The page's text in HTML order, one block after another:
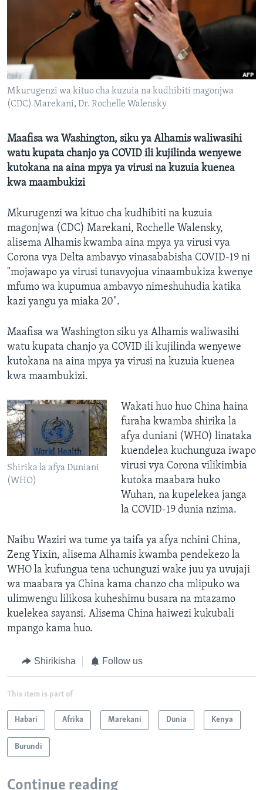
Mkurugenzi wa kituo cha kuzuia na kudhibiti magonjwa
(CDC) Marekani, Dr. Rochelle Walensky
Maafisa wa Washington, siku ya Alhamis waliwasihi
watu kupata chanjo ya COVID ili kujilinda wenyewe
kutokana na aina mpya ya virusi na kuzuia kuenea
kwa maambukizi
Mkurugenzi wa kituo cha kudhibiti na kuzuia
magonjwa (CDC) Marekani, Rochelle Walensky,
alisema Alhamis kwamba aina mpya ya virusi vya
Corona vya Delta ambavyo vinasababisha COVID-19 ni
"mojawapo ya virusi tunavyojua vinaambukiza kwenye
mfumo wa kupumua ambavyo nimeshuhudia katika
kazi yangu ya miaka 20".
Maafisa wa Washington siku ya Alhamis waliwasihi
watu kupata chanjo ya COVID ili kujilinda wenyewe
kutokana na aina mpya ya virusi na kuzuia kuenea
kwa maambukizi.
Shirika la afya Duniani
(WHO)
Wakati huo huo China haina
furaha kwamba shirika la
afya duniani (WHO) linataka
kuendelea kuchunguza iwapo
virusi vya Corona vilikimbia
kutoka maabara huko
Wuhan, na kupelekea janga
la COVID-19 dunia nzima.
Naibu Waziri wa tume ya taifa ya afya nchini China,
Zeng Yixin, alisema Alhamis kwamba pendekezo la
WHO la kufungua tena uchunguzi wake juu ya uvujaji
wa maabara ya China kama chanzo cha mlipuko wa
ulimwengu lilikosa kuheshimu busara na mtazamo
kuelekea sayansi. Alisema China haiwezi kukubali
mpango kama huo.
Shirikisha Follow us
This item is part of
Habari Afrika Marekani Dunia Kenya
Burundi
Continue reading